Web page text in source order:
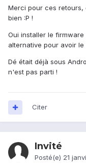
Merci pour ces
bien :P !
Oui installer le
alternative pour avoir le
Dé était déjà sous
n'est pas parti !
Citer
Invité
Posté(e) 21